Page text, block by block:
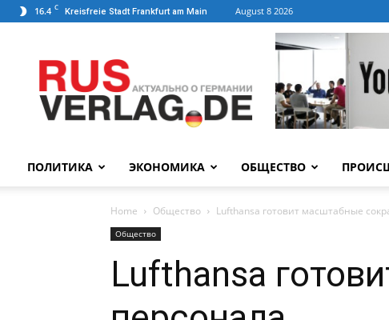
16.4 C Kreisfreie Stadt Frankfurt am Main August 8 2026
ПОЛИТИКА ЭКОНОМИКА ОБЩЕСТВО
Home Общество Lufthansa готовит масштабные
Общество
Lufthansa